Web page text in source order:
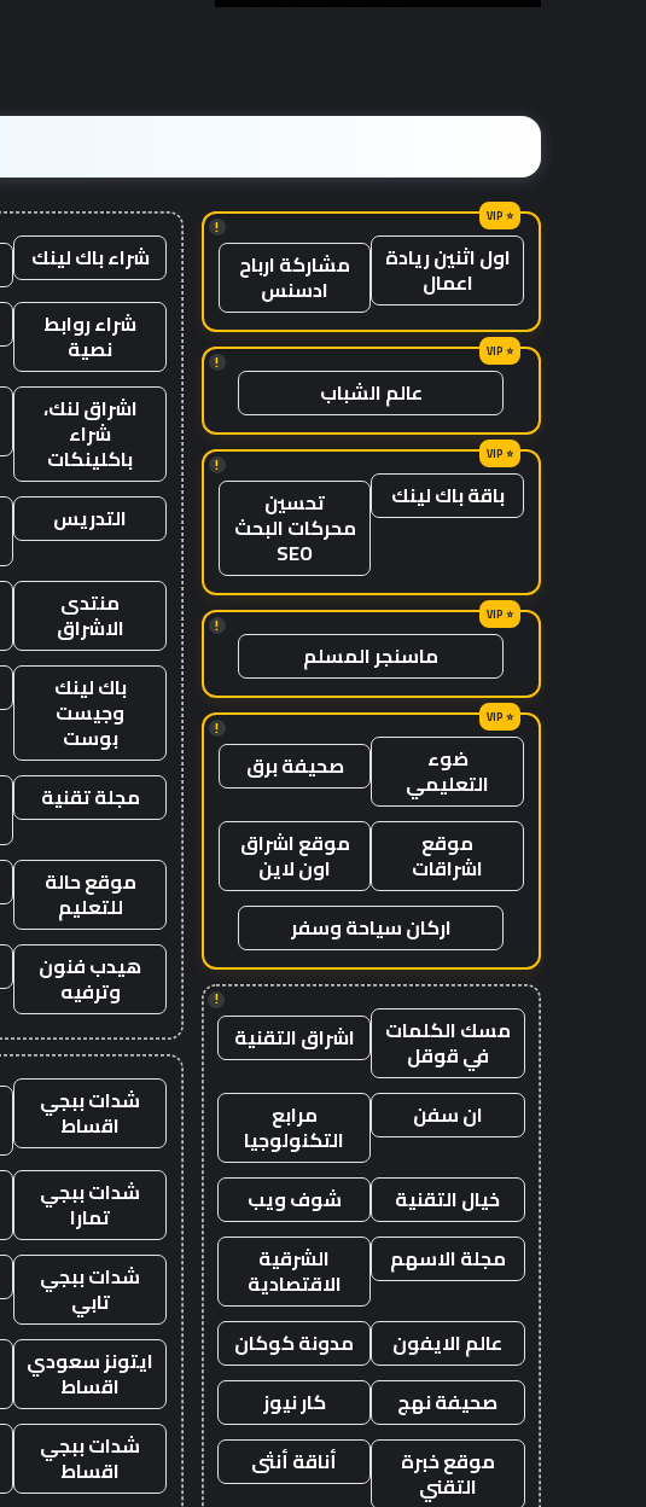
في
الصين
إلى
موطنها
!
اول اثنين ريادة
اعمال مشاركة ارباح
ادسنس
!
عالم الشباب
!
باقة باك لينك تحسين
محركات البحث
SEO
!
ماسنجر المسلم
!
ضوء
التعليمي صحيفة برق
موقع
اشراقات
موقع اشراق
اون لاين
اركان سياحة وسفر
!
مسك الكلمات
في قوقل اشراق التقنية
ان سفن مرابع
التكنولوجيا
خيال التقنية
شوف ويب
مجلة الاسهم
الشرقية
الاقتصادية
عالم الايفون
مدونة كوكان
صحيفة نهج
كار نيوز
موقع خبرة
التقني
أناقة أنثى
شراء باك لينك
شراء روابط
نصية
اشراق لنك،
شراء
باكلينكات
التدريس
منتدى
الاشراق
باك لينك
وجيست
بوست
مجلة تقنية
موقع حالة
للتعليم
هيدب فنون
وترفيه
شدات ببجي
اقساط
شدات ببجي
تمارا
شدات ببجي
تابي
ايتونز سعودي
اقساط
شدات ببجي
اقساط